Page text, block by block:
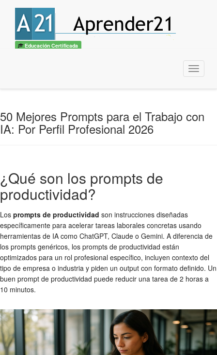
Quiero ser experto →
Educación Certificada
Menu
50 Mejores Prompts para el Trabajo con
IA: Por Perfil Profesional 2026
¿Qué son los prompts de
productividad?
Los prompts de productividad son instrucciones diseñadas
específicamente para acelerar tareas laborales concretas usando
herramientas de IA como ChatGPT, Claude o Gemini. A diferencia de
los prompts genéricos, los prompts de productividad están
optimizados para un rol profesional específico, incluyen contexto del
tipo de empresa o industria y piden un output con formato definido. Un
buen prompt de productividad puede reducir una tarea de 2 horas a
10 minutos.